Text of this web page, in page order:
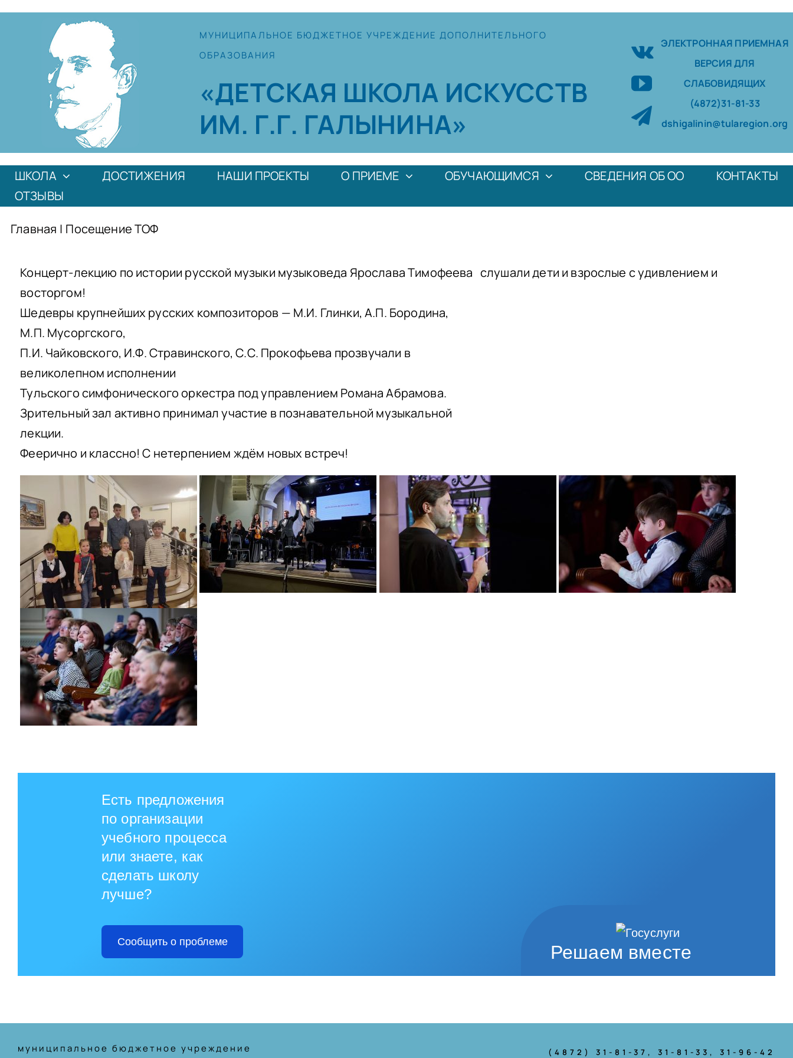
Skip
МУНИЦИПАЛЬНОЕ БЮДЖЕТНОЕ УЧРЕЖДЕНИЕДОПОЛНИТЕЛЬНОГО
ОБРАЗОВАНИЯ
«ДЕТСКАЯ ШКОЛА ИСКУССТВ
ИМ. Г.Г. ГАЛЫНИНА»
ЭЛЕКТРОННАЯ ПРИЕМНАЯ
ВЕРСИЯ ДЛЯ
СЛАБОВИДЯЩИХ
(4872)31-81-33
dshigalinin@tularegion.org
ШКОЛА ДОСТИЖЕНИЯ НАШИ ПРОЕКТЫ О ПРИЕМЕ ОБУЧАЮЩИМСЯ СВЕДЕНИЯ ОБ ОО
КОНТАКТЫ
ОТЗЫВЫ
Главная | Посещение ТОФ
Концерт-лекцию по истории русской музыки музыковеда Ярослава Тимофеева слушали дети и взрослые с удивлением и
восторгом!
Шедевры крупнейших русских композиторов — М.И. Глинки, А.П. Бородина,
М.П. Мусоргского,
П.И. Чайковского, И.Ф. Стравинского, С.С. Прокофьева прозвучали в
великолепном исполнении
Тульского симфонического оркестра под управлением Романа Абрамова.
Зрительный зал активно принимал участие в познавательной музыкальной
лекции.
Феерично и классно! С нетерпением ждём новых встреч!
Решаем вместе
Есть предложения
по организации
учебного процесса
или знаете, как
сделать школу
лучше?
Сообщить о проблеме
муниципальное бюджетное учреждение (4872) 31-81-37, 31-81-33, 31-96-42